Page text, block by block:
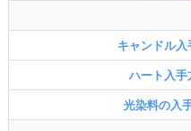
キャンドル入
ハート入手
光染料の入